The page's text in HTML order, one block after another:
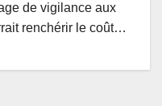
de vigilance aux
renchérir le coût…